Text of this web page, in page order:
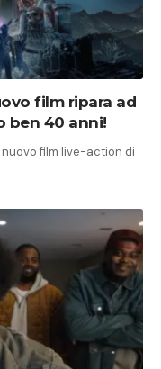
film ripara ad
ben 40 anni!
film live-action di